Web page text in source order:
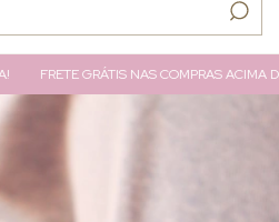
FRETE GRÁTIS NAS COMPRAS ACIMA